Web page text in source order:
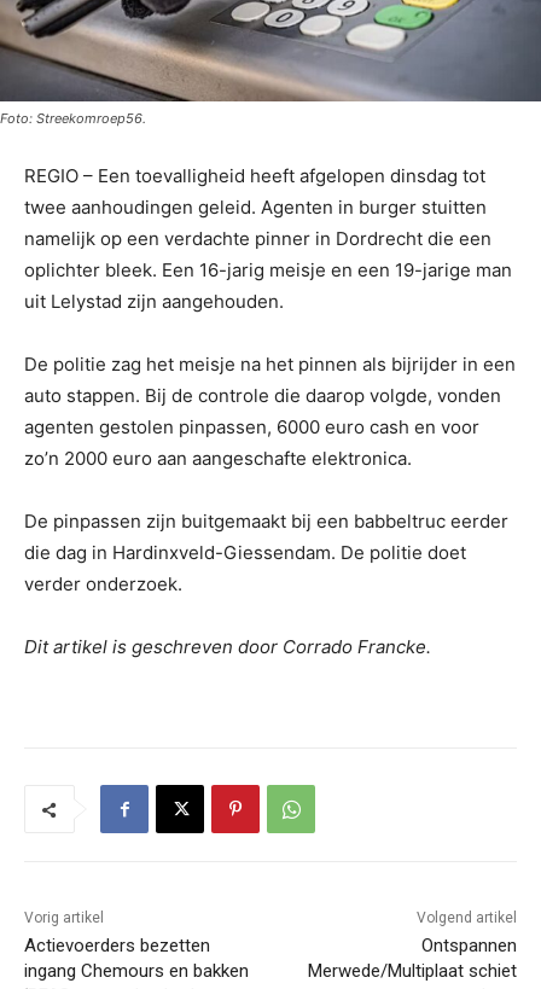
Foto: Streekomroep56.
REGIO – Een toevalligheid heeft afgelopen dinsdag tot
twee aanhoudingen geleid. Agenten in burger stuitten
namelijk op een verdachte pinner in Dordrecht die een
oplichter bleek. Een 16-jarig meisje en een 19-jarige man
uit Lelystad zijn aangehouden.
De politie zag het meisje na het pinnen als bijrijder in een
auto stappen. Bij de controle die daarop volgde, vonden
agenten gestolen pinpassen, 6000 euro cash en voor
zo’n 2000 euro aan aangeschafte elektronica.
De pinpassen zijn buitgemaakt bij een babbeltruc eerder
die dag in Hardinxveld-Giessendam. De politie doet
verder onderzoek.
Dit artikel is geschreven door Corrado Francke.
Vorig artikel
Actievoerders bezetten
ingang Chemours en bakken
Volgend artikel
Ontspannen
Merwede/Multiplaat schiet